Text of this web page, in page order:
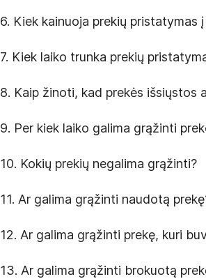
6. Kiek kainuoja prekių pristatymas
7. Kiek laiko trunka prekių
8. Kaip žinoti, kad prekės išsiųstos
9. Per kiek laiko galima grąžinti
10. Kokių prekių negalima grąžinti?
11. Ar galima grąžinti naudotą
12. Ar galima grąžinti prekę, kuri
13. Ar galima grąžinti brokuotą